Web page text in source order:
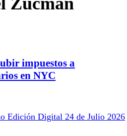
impuestos a
en NYC